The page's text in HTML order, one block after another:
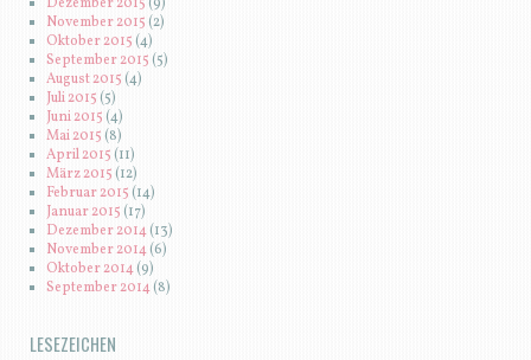
November 2015 (2)
Oktober 2015 (4)
September 2015 (5)
August 2015 (4)
Juli 2015 (5)
Juni 2015 (4)
Mai 2015(8)
April 2015 (11)
März 2015 (12)
Februar 2015 (14)
Januar 2015 (17)
Dezember 2014(13)
November 2014(6)
Oktober 2014(9)
September 2014(8)
LESEZEICHEN